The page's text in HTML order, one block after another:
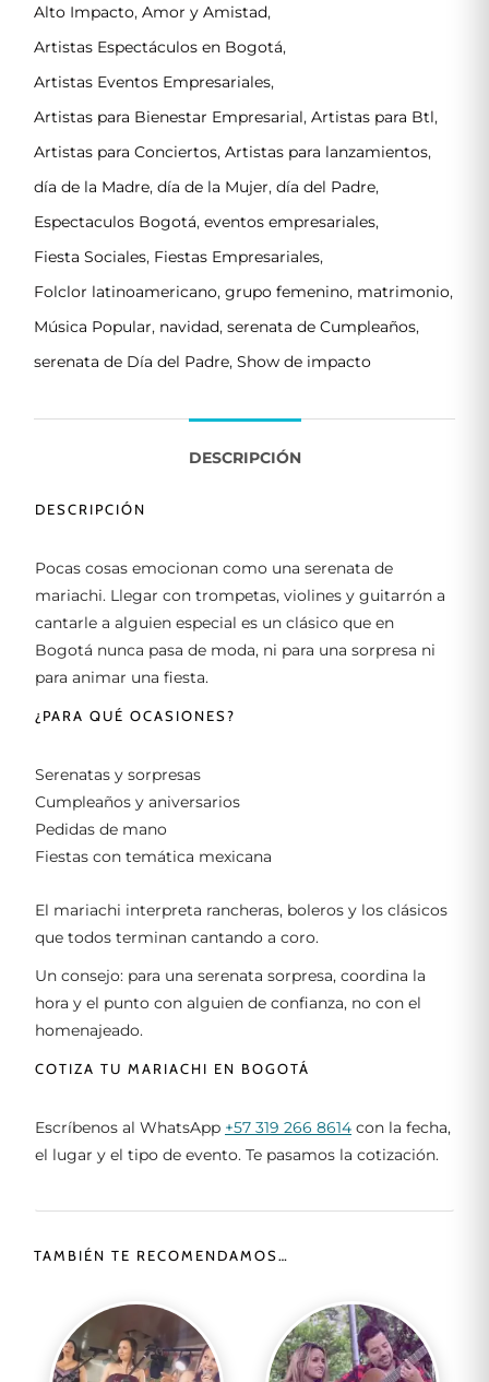
Alto Impacto, Amor y Amistad,
Artistas Espectáculos en Bogotá,
Artistas Eventos Empresariales,
Artistas para Bienestar Empresarial, Artistas para Btl,
Artistas para Conciertos, Artistas para lanzamientos,
día de la Madre, día de la Mujer, día del Padre,
Espectaculos Bogotá, eventos empresariales,
Fiesta Sociales, Fiestas Empresariales,
Folclor latinoamericano, grupo femenino, matrimonio,
Música Popular, navidad, serenata de Cumpleaños,
serenata de Día del Padre, Show de impacto
DESCRIPCIÓN
DESCRIPCIÓN
Pocas cosas emocionan como una serenata de
mariachi. Llegar con trompetas, violines y guitarrón a
cantarle a alguien especial es un clásico que en
Bogotá nunca pasa de moda, ni para una sorpresa ni
para animar una fiesta.
¿PARA QUÉ OCASIONES?
Serenatas y sorpresas
Cumpleaños y aniversarios
Pedidas de mano
Fiestas con temática mexicana
El mariachi interpreta rancheras, boleros y los clásicos
que todos terminan cantando a coro.
Un consejo: para una serenata sorpresa, coordina la
hora y el punto con alguien de confianza, no con el
homenajeado.
COTIZA TU MARIACHI EN BOGOTÁ
Escríbenos al WhatsApp +57 319 266 8614 con la fecha,
el lugar y el tipo de evento. Te pasamos la cotización.
TAMBIÉN TE RECOMENDAMOS…